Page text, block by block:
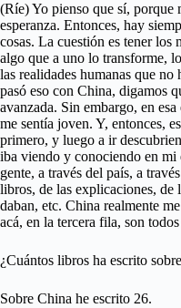
(Ríe) Yo pienso que sí, porque
esperanza. Entonces, hay
cosas. La cuestión es tener los
algo que a uno lo transforme,
las realidades humanas que
pasó eso con China, digamos
avanzada. Sin embargo, en
me sentía joven. Y, entonces,
primero, y luego a ir
iba viendo y conociendo en mi
gente, a través del país, a
libros, de las explicaciones, de
daban, etc. China realmente
acá, en la tercera fila, son
¿Cuántos libros ha escrito
Sobre China he escrito 26.